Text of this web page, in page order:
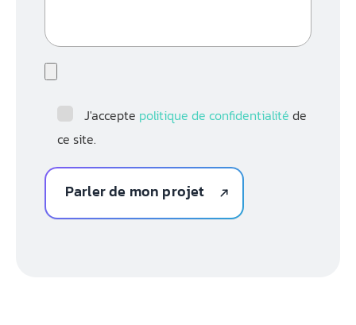
J'accepte politique de confidentialité de
ce site.